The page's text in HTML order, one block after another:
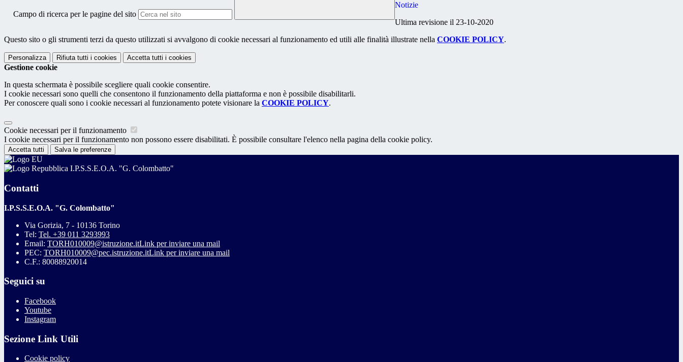
Campo di ricerca per le pagine del sito
Notizie
Ultima revisione il 23-10-2020
Questo sito o gli strumenti terzi da questo utilizzati si avvalgono di cookie necessari al funzionamento ed utili alle finalità illustrate nella COOKIE POLICY.
Personalizza Rifiuta tutti i cookies Accetta tutti i cookies
Gestione cookie
In questa schermata è possibile scegliere quali cookie consentire.
I cookie necessari sono quelli che consentono il funzionamento della piattaforma e non è possibile disabilitarli.
Per conoscere quali sono i cookie necessari al funzionamento potete visionare la COOKIE POLICY.
Cookie necessari per il funzionamento
I cookie necessari per il funzionamento non possono essere disabilitati. È possibile consultare l'elenco nella pagina della cookie policy.
Accetta tutti Salva le preferenze
I.P.S.S.E.O.A. "G. Colombatto"
Contatti
I.P.S.S.E.O.A. "G. Colombatto"
Via Gorizia, 7 - 10136 Torino
Tel: Tel. +39 011 3293993
Email: TORH010009@istruzione.itLink per inviare una mail
PEC: TORH010009@pec.istruzione.itLink per inviare una mail
C.F.: 80088920014
Seguici su
Facebook
Youtube
Instagram
Sezione Link Utili
Cookie policy